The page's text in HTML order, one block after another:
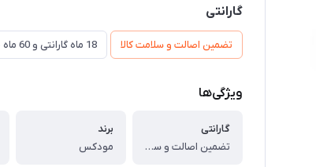
گارانتی
تضمین اصالت و سلامت کالا 18 ماه گارانتی و 60 ماه خدمات پس از فروش و ضمانت تعویض
ویژگی‌ها
گارانتی
تضمین اصالت و سلامت فیزیکی کالا (اورجینال)
برند
مودکس